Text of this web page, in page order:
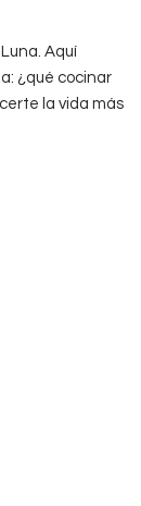
Aquí
¿qué cocinar
la vida más